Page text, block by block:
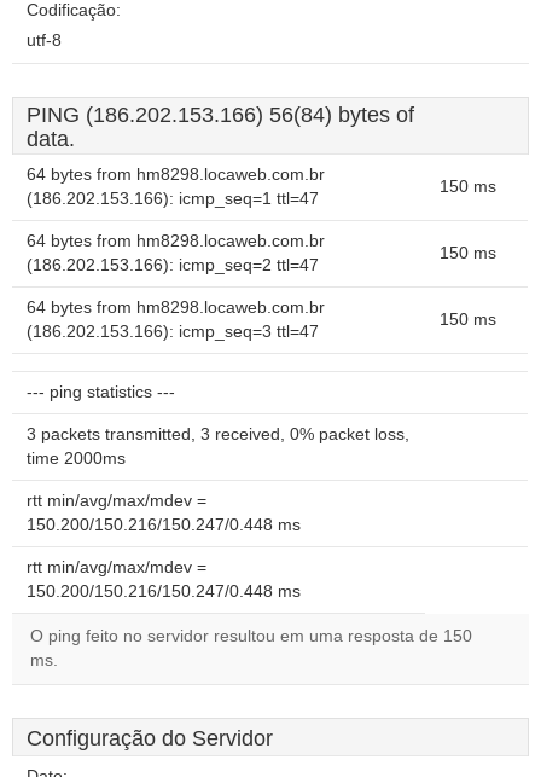
Codificação:
utf-8
PING (186.202.153.166) 56(84) bytes of
data.
64 bytes from hm8298.locaweb.com.br
(186.202.153.166): icmp_seq=1 ttl=47
150 ms
64 bytes from hm8298.locaweb.com.br
(186.202.153.166): icmp_seq=2 ttl=47
150 ms
64 bytes from hm8298.locaweb.com.br
(186.202.153.166): icmp_seq=3 ttl=47
150 ms
--- ping statistics ---
3 packets transmitted, 3 received, 0% packet loss,
time 2000ms
rtt min/avg/max/mdev =
150.200/150.216/150.247/0.448 ms
rtt min/avg/max/mdev =
150.200/150.216/150.247/0.448 ms
O ping feito no servidor resultou em uma resposta de 150
ms.
Configuração do Servidor